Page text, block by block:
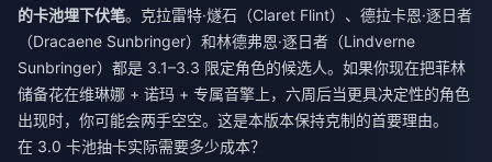
的卡池埋下伏笔。克拉雷特·燧石（Claret Flint）、德拉卡恩·逐日者
（Dracaene Sunbringer）和林德弗恩·逐日者（Lindverne
Sunbringer）都是 3.1–3.3 限定角色的候选人。如果你现在把菲林
储备花在维琳娜 + 诺玛 + 专属音擎上，六周后当更具决定性的角色
出现时，你可能会两手空空。这是本版本保持克制的首要理由。
在 3.0 卡池抽卡实际需要多少成本？